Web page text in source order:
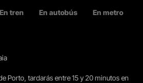
En tren En autobús En metro
Porto, tardarás entre 15 y 20 minutos en